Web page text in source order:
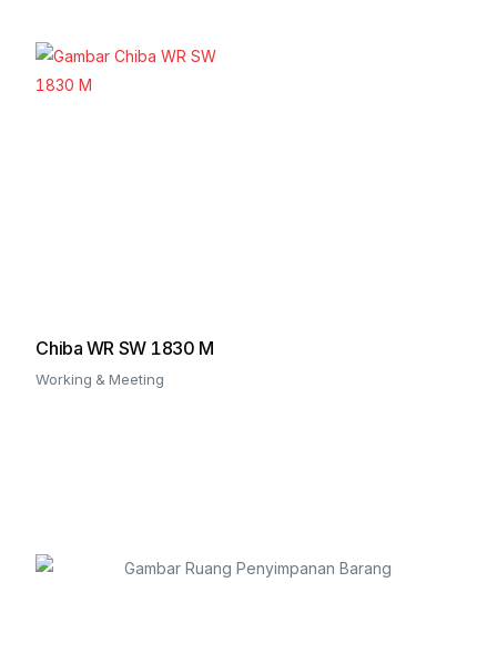
Chiba WR SW 1830 M
Working & Meeting